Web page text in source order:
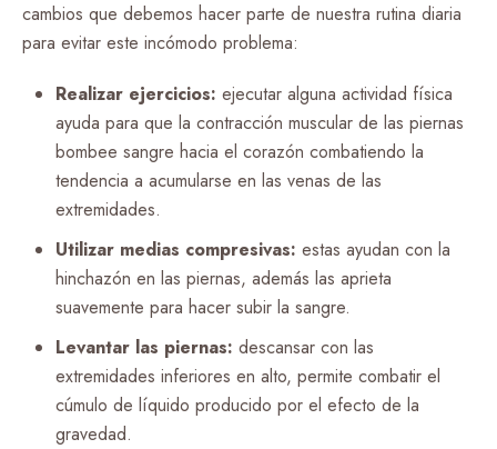
cambios que debemos hacer parte de nuestra rutina diaria
para evitar este incómodo problema:
Realizar ejercicios: ejecutar alguna actividad física
ayuda para que la contracción muscular de las piernas
bombee sangre hacia el corazón combatiendo la
tendencia a acumularse en las venas de las
extremidades.
Utilizar medias compresivas: estas ayudan con la
hinchazón en las piernas, además las aprieta
suavemente para hacer subir la sangre.
Levantar las piernas: descansar con las
extremidades inferiores en alto, permite combatir el
cúmulo de líquido producido por el efecto de la
gravedad.